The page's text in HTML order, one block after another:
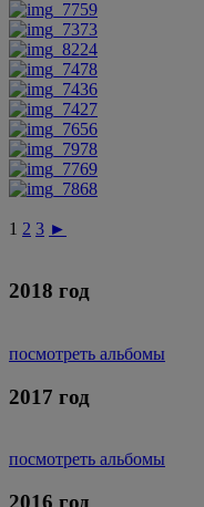
1 2 3 ►
2018 год
посмотреть альбомы
2017 год
посмотреть альбомы
2016 год